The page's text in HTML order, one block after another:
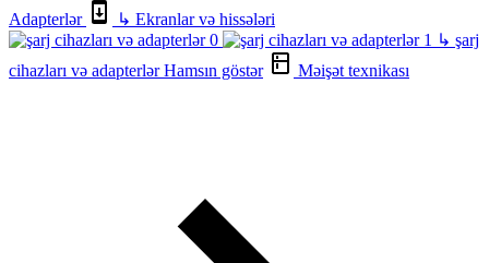
Adapterlər
↳ Ekranlar və hissələri
↳ şarj
cihazları və adapterlərHamsın göstər Məişət texnikası